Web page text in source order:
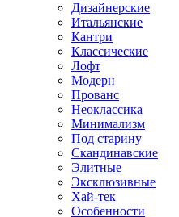
Дизайнерские
Итальянские
Кантри
Классические
Лофт
Модерн
Прованс
Неоклассика
Минимализм
Под старину
Скандинавские
Элитные
Эксклюзивные
Хай-тек
Особенности